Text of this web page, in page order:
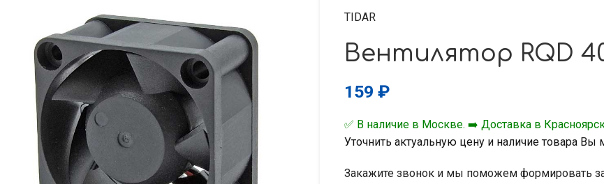
TIDAR
Вентилятор RQD
159 ₽
✅ В наличие в Москве. ➡️ Доставка в
Уточнить актуальную цену и наличие товара
Закажите звонок и мы поможем формировать